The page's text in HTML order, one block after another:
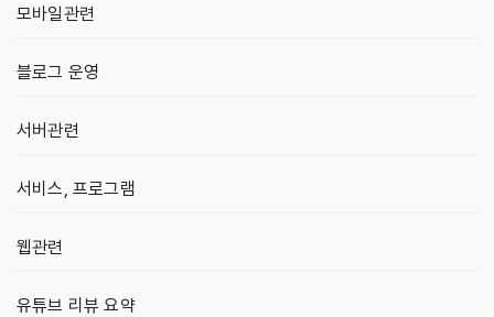
모바일관련
블로그 운영
서버관련
서비스, 프로그램
웹관련
유튜브 리뷰 요약